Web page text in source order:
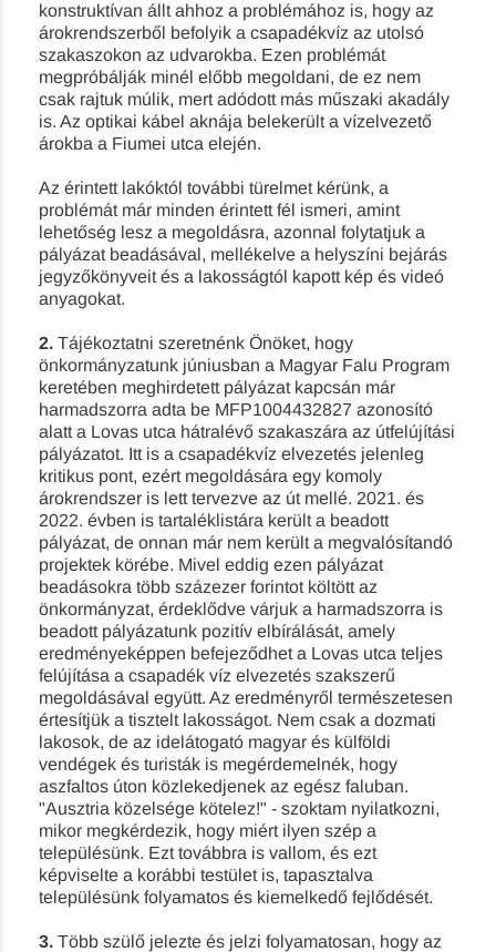
konstruktívan állt ahhoz a problémához is, hogy az
árokrendszerből befolyik a csapadékvíz az utolsó
szakaszokon az udvarokba. Ezen problémát
megpróbálják minél előbb megoldani, de ez nem
csak rajtuk múlik, mert adódott más műszaki akadály
is. Az optikai kábel aknája belekerült a vízelvezető
árokba a Fiumei utca elején.
Az érintett lakóktól további türelmet kérünk, a
problémát már minden érintett fél ismeri, amint
lehetőség lesz a megoldásra, azonnal folytatjuk a
pályázat beadásával, mellékelve a helyszíni bejárás
jegyzőkönyveit és a lakosságtól kapott kép és videó
anyagokat.
2. Tájékoztatni szeretnénk Önöket, hogy
önkormányzatunk júniusban a Magyar Falu Program
keretében meghirdetett pályázat kapcsán már
harmadszorra adta be MFP1004432827 azonosító
alatt a Lovas utca hátralévő szakaszára az útfelújítási
pályázatot. Itt is a csapadékvíz elvezetés jelenleg
kritikus pont, ezért megoldására egy komoly
árokrendszer is lett tervezve az út mellé. 2021. és
2022. évben is tartaléklistára került a beadott
pályázat, de onnan már nem került a megvalósítandó
projektek körébe. Mivel eddig ezen pályázat
beadásokra több százezer forintot költött az
önkormányzat, érdeklődve várjuk a harmadszorra is
beadott pályázatunk pozitív elbírálását, amely
eredményeképpen befejeződhet a Lovas utca teljes
felújítása a csapadék víz elvezetés szakszerű
megoldásával együtt. Az eredményről természetesen
értesítjük a tisztelt lakosságot. Nem csak a dozmati
lakosok, de az idelátogató magyar és külföldi
vendégek és turisták is megérdemelnék, hogy
aszfaltos úton közlekedjenek az egész faluban.
"Ausztria közelsége kötelez!" - szoktam nyilatkozni,
mikor megkérdezik, hogy miért ilyen szép a
településünk. Ezt továbbra is vallom, és ezt
képviselte a korábbi testület is, tapasztalva
településünk folyamatos és kiemelkedő fejlődését.
3. Több szülő jelezte és jelzi folyamatosan, hogy az